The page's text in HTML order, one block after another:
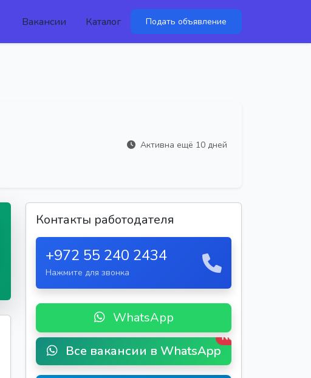
Вакансии Каталог Подать объявление
Активна ещё 10 дней
Контакты работодателя
+972 55 240 2434
Нажмите для звонка
WhatsApp
Все вакансии в WhatsApp
New